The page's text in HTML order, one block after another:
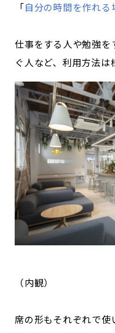
「自分の時間を作れる
仕事をする人や勉強を
ぐ人など、利用方法は
（内観）
席の形もそれぞれで